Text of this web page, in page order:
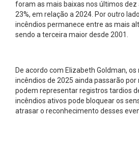
foram as mais baixas nos últimos dez
23%, em relação a 2024. Por outro
incêndios permanece entre as mais
sendo a terceira maior desde 2001.
De acordo com Elizabeth Goldman,
incêndios de 2025 ainda passarão por
podem representar registros tardios
incêndios ativos pode bloquear os
atrasar o reconhecimento desses